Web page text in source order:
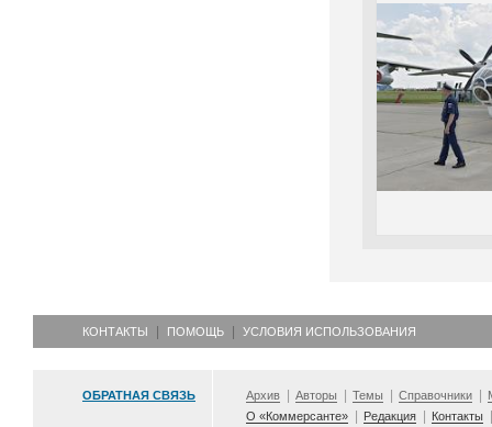
КОНТАКТЫ ПОМОЩЬ УСЛОВИЯ ИСПОЛЬЗОВАНИЯ
ОБРАТНАЯ СВЯЗЬ Архив Авторы Темы Справочники
О «Коммерсанте»
Редакция Контакты